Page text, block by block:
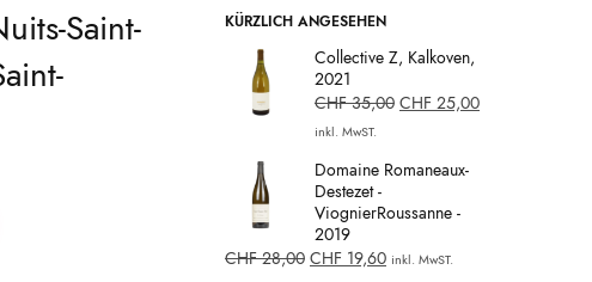
KÜRZLICH ANGESEHEN
Collective Z, Kalkoven,
2021
CHF35,00 CHF 25,00
inkl. MwST.
Domaine Romaneaux-
Destezet -
ViognierRoussanne -
2019
CHF28,00 CHF 19,60 inkl. MwST.
Saint-